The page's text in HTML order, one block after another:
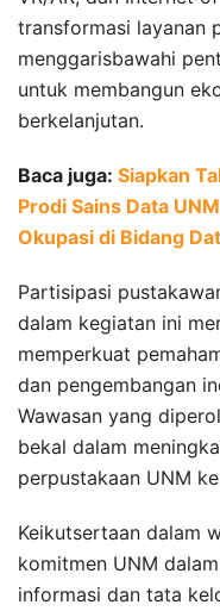
transformasi layanan
menggarisbawahi
untuk membangun
berkelanjutan.
Baca juga: Siapkan
Prodi Sains Data
Okupasi di Bidang
Partisipasi
dalam kegiatan ini
memperkuat
dan pengembangan
Wawasan yang
bekal dalam
perpustakaan UNM
Keikutsertaan dalam
komitmen UNM
informasi dan tata